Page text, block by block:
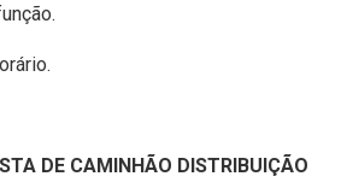
DE CAMINHÃO DISTRIBUIÇÃO